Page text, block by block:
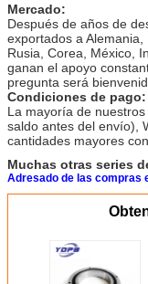
Mercado:
Después de años de
exportados a Alemania,
Rusia, Corea, México,
ganan el apoyo
pregunta será
Condiciones de pago:
La mayoría de
saldo antes del envío),
cantidades mayores
Muchas otras series
Adresado de las compras